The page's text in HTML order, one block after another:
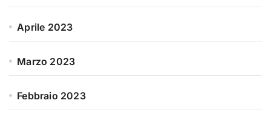
Aprile 2023
Marzo 2023
Febbraio 2023